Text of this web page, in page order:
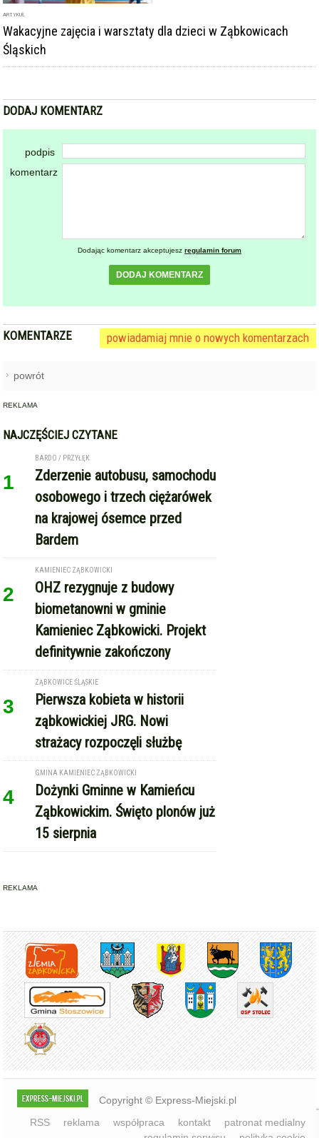
ARTYKUŁ
Wakacyjne zajęcia i warsztaty dla dzieci w Ząbkowicach
Śląskich
DODAJ KOMENTARZ
podpis
komentarz
Dodając komentarz akceptujesz regulamin forum
DODAJ KOMENTARZ
KOMENTARZE powiadamiaj mnie o nowych komentarzach
powrót
REKLAMA
NAJCZĘŚCIEJ CZYTANE
1
BARDO / PRZYŁĘK
Zderzenie autobusu, samochodu
osobowego i trzech ciężarówek
na krajowej ósemce przed
Bardem
2
KAMIENIEC ZĄBKOWICKI
OHZ rezygnuje z budowy
biometanowni w gminie
Kamieniec Ząbkowicki. Projekt
definitywnie zakończony
3
ZĄBKOWICE ŚLĄSKIE
Pierwsza kobieta w historii
ząbkowickiej JRG. Nowi
strażacy rozpoczęli służbę
4
GMINA KAMIENIEC ZĄBKOWICKI
Dożynki Gminne w Kamieńcu
Ząbkowickim. Święto plonów już
15 sierpnia
REKLAMA
Copyright © Express-Miejski.pl
RSS
reklama współpraca kontakt
patronat medialny